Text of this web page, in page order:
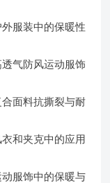
服装中的保暖性
气防风运动服饰
面料抗撕裂与耐
和夹克中的应用
服饰中的保暖与